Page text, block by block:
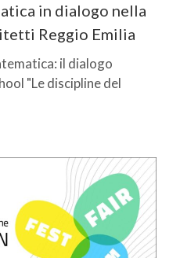
in dialogo nella
Reggio Emilia
il dialogo
"Le discipline del